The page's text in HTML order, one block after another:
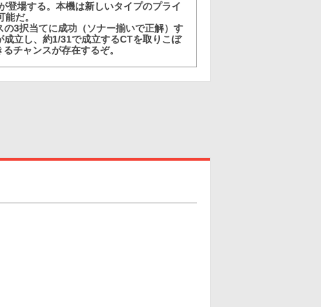
登場する。本機は新しいタイプのプライ
だ。
3択当てに成功（ソナー揃いで正解）す
立し、約1/31で成立するCTを取りこぼ
チャンスが存在するぞ。